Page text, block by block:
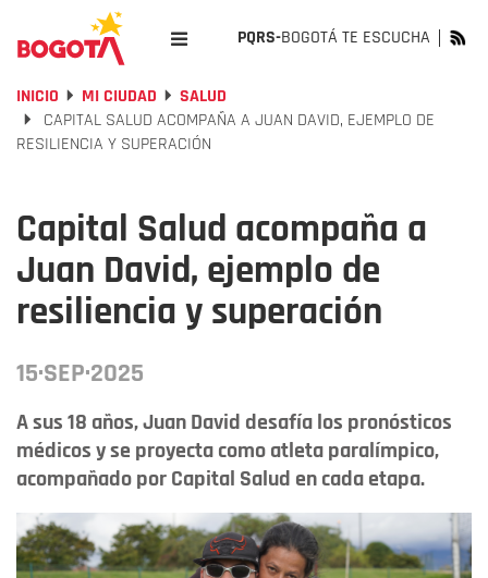
PQRS-BOGOTÁ TE ESCUCHA
INICIO MI CIUDAD
SALUD
CAPITAL SALUD ACOMPAÑA A JUAN DAVID, EJEMPLO DE
RESILIENCIA Y SUPERACIÓN
Capital Salud acompaña a
Juan David, ejemplo de
resiliencia y superación
15·SEP·2025
A sus 18 años, Juan David desafía los pronósticos
médicos y se proyecta como atleta paralímpico,
acompañado por Capital Salud en cada etapa.